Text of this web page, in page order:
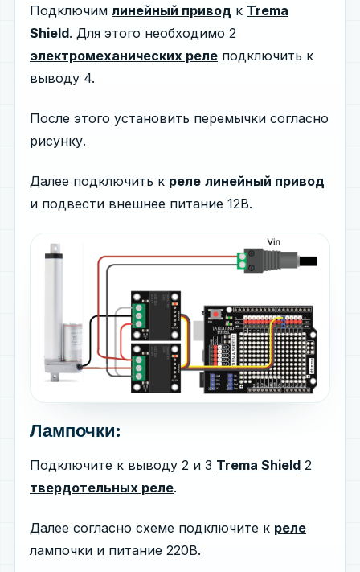
Подключим линейный привод к Trema
Shield. Для этого необходимо 2
электромеханических реле подключить к
выводу 4.
После этого установить перемычки согласно
рисунку.
Далее подключить к реле линейный привод
и подвести внешнее питание 12В.
Лампочки:
Подключите к выводу 2 и 3 Trema Shield 2
твердотельных реле.
Далее согласно схеме подключите к реле
лампочки и питание 220В.